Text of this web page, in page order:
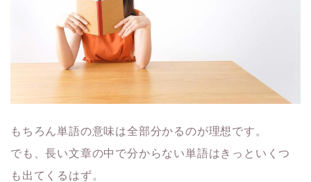
もちろん単語の意味は全部分かるのが理想です。
でも、長い文章の中で分からない単語はきっといくつ
も出てくるはず。